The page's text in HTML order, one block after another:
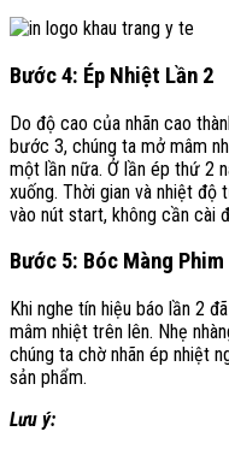
Bước 4: Ép Nhiệt Lần 2
Do độ cao của nhãn cao
bước 3, chúng ta mở mâm
một lần nữa. Ở lần ép thứ 2
xuống. Thời gian và nhiệt
vào nút start, không cần cài
Bước 5: Bóc Màng Phim
Khi nghe tín hiệu báo lần 2
mâm nhiệt trên lên. Nhẹ
chúng ta chờ nhãn ép nhiệt
sản phẩm.
Lưu ý: